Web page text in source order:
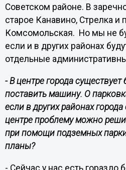
Советском районе. В
старое Канавино, Стрелка и
Комсомольская. Но мы не
если и в других районах
отдельные
- В центре города
поставить машину. О
если в других районах
центре проблему можно
при помощи подземных
планы?
- Сейчас у нас есть гораздо